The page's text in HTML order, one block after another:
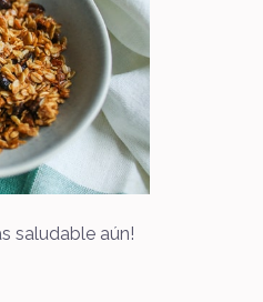
saludable aún!